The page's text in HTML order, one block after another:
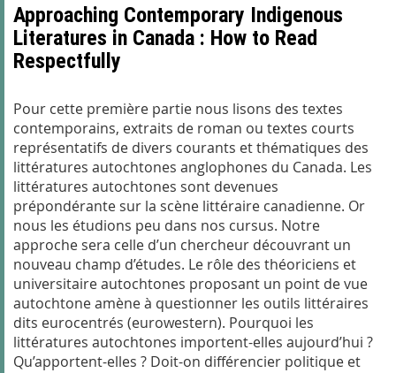
Approaching Contemporary Indigenous
Literatures in Canada : How to Read
Respectfully
Pour cette première partie nous lisons des textes
contemporains, extraits de roman ou textes courts
représentatifs de divers courants et thématiques des
littératures autochtones anglophones du Canada. Les
littératures autochtones sont devenues
prépondérante sur la scène littéraire canadienne. Or
nous les étudions peu dans nos cursus. Notre
approche sera celle d’un chercheur découvrant un
nouveau champ d’études. Le rôle des théoriciens et
universitaire autochtones proposant un point de vue
autochtone amène à questionner les outils littéraires
dits eurocentrés (eurowestern). Pourquoi les
littératures autochtones importent-elles aujourd’hui ?
Qu’apportent-elles ? Doit-on différencier politique et